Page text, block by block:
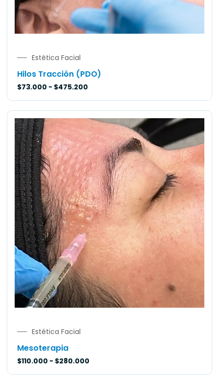
Estética Facial
Hilos Tracción (PDO)
$73.000 - $475.200
Estética Facial
Mesoterapia
$110.000 - $280.000